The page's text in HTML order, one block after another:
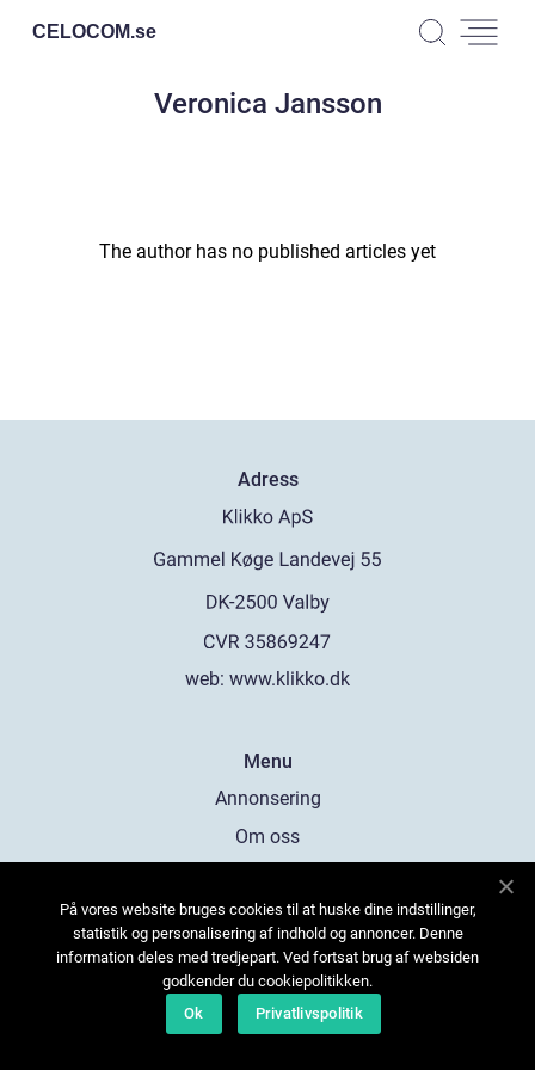
CELOCOM.se
Veronica Jansson
The author has no published articles yet
Adress
web: www.klikko.dk
Menu
Annonsering
Om oss
Kontakta oss
Sitemap
På vores website bruges cookies til at huske dine indstillinger,
statistik og personalisering af indhold og annoncer. Denne
information deles med tredjepart. Ved fortsat brug af websiden
godkender du cookiepolitikken.
Ok
Privatlivspolitik